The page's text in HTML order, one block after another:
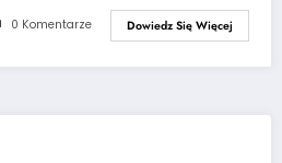
0 Komentarze Dowiedz Się Więcej